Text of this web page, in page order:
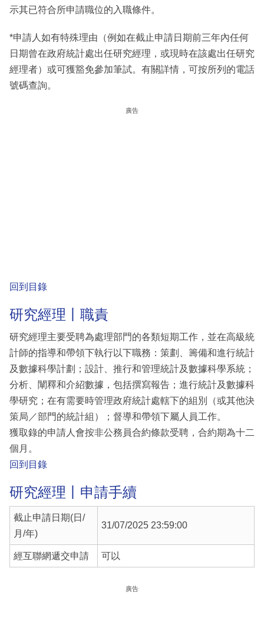
示其已符合所申請職位的入職條件。
*申請人如有特殊理由（例如在截止申請日期前三年內任何
日期曾在政府統計處出任研究經理，或現時在該處出任研究
經理者）或可獲豁免參加筆試。有關詳情，可按所列的電話
號碼查詢。
廣告
回到目錄
研究經理丨職責
研究經理主要受聘為處理部門的各類短期工作，並在高級統
計師的指導和帶領下執行以下職務：策劃、籌備和進行統計
及數據科學計劃；設計、推行和管理統計及數據科學系統；
分析、闡釋和介紹數據，包括撰寫報告；進行統計及數據科
學研究；在有需要時管理政府統計處轄下的組別（或其他決
策局／部門的統計組）；督導和帶領下屬人員工作。
獲取錄的申請人會按非公務員合約條款受聘，合約期為十二
個月。
回到目錄
研究經理丨申請手續
截止申請日期(日/
月/年)
31/07/2025 23:59:00
經互聯網遞交申請 可以
廣告